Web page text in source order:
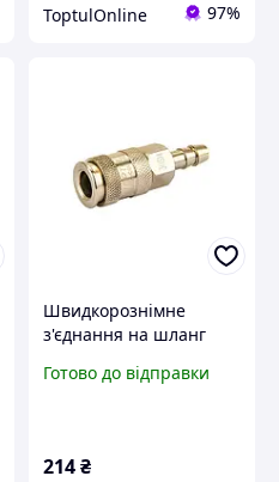
ToptulOnline 97%
Швидкорознімне
з'єднання на шланг
KA25SH2E
Готово до відправки
214₴